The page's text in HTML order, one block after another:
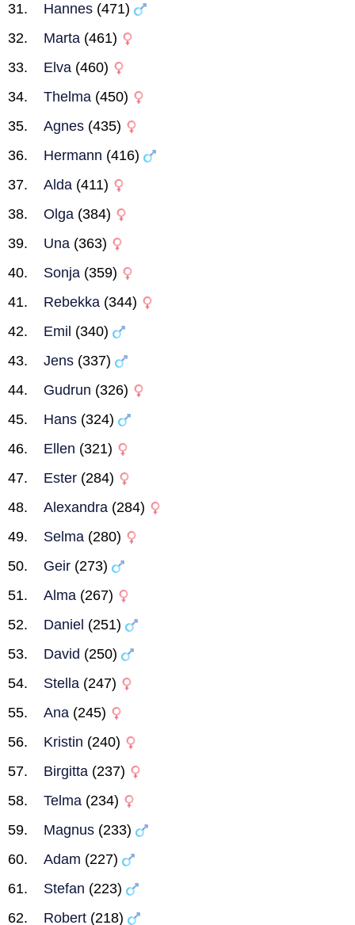
Hannes (471)
Marta (461)
Elva (460)
Thelma (450)
Agnes (435)
Hermann (416)
Alda (411)
Olga (384)
Una (363)
Sonja (359)
Rebekka (344)
Emil (340)
Jens (337)
Gudrun (326)
Hans (324)
Ellen (321)
Ester (284)
Alexandra (284)
Selma (280)
Geir (273)
Alma (267)
Daniel (251)
David (250)
Stella (247)
Ana (245)
Kristin (240)
Birgitta (237)
Telma (234)
Magnus (233)
Adam (227)
Stefan (223)
Robert (218)